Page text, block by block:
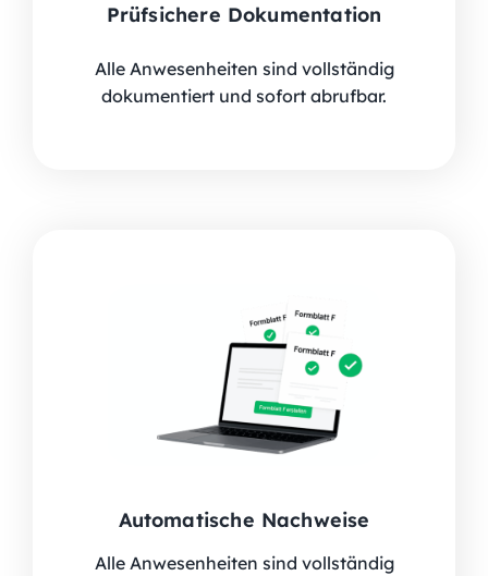
Prüfsichere Dokumentation
Alle Anwesenheiten sind vollständig
dokumentiert und sofort abrufbar.
Automatische Nachweise
Alle Anwesenheiten sind vollständig